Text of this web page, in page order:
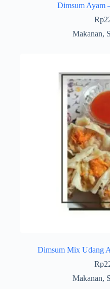
Dimsum Ayam
Rp
Makanan,
Dimsum Mix Udang
Rp
Makanan,